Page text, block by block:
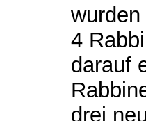
4
darauf
drei